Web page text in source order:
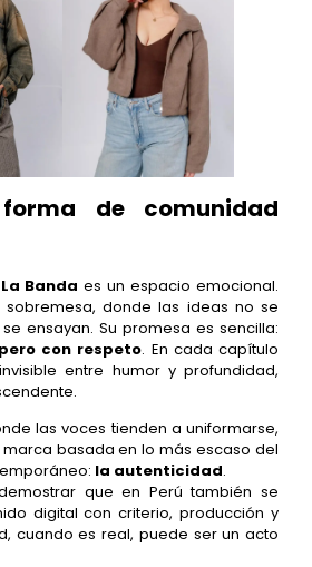
de comunidad
La Banda es un espacio emocional.
sobremesa, donde las ideas no se
ensayan. Su promesa es sencilla:
con respeto. En cada capítulo
entre humor y profundidad,
las voces tienden a uniformarse,
basada en lo más escaso del
la autenticidad.
que en Perú también se
digital con criterio, producción y
cuando es real, puede ser un acto